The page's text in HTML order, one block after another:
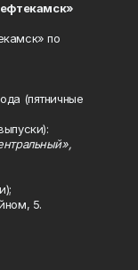
по
(пятничные
5.